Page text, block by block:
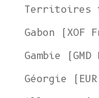
Territoires
Gabon (XOF
Gambie (GMD
Géorgie